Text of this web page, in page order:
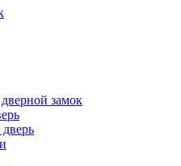
замок